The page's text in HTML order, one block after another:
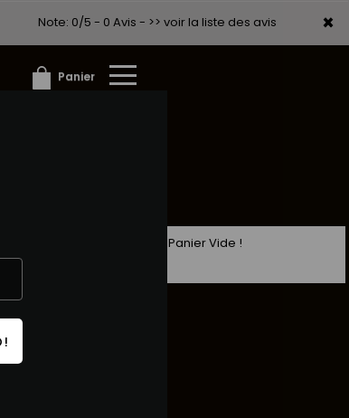
×
Note: 0/5 - 0 Avis - >> voir la liste des avis
Panier
×
Panier Vide !